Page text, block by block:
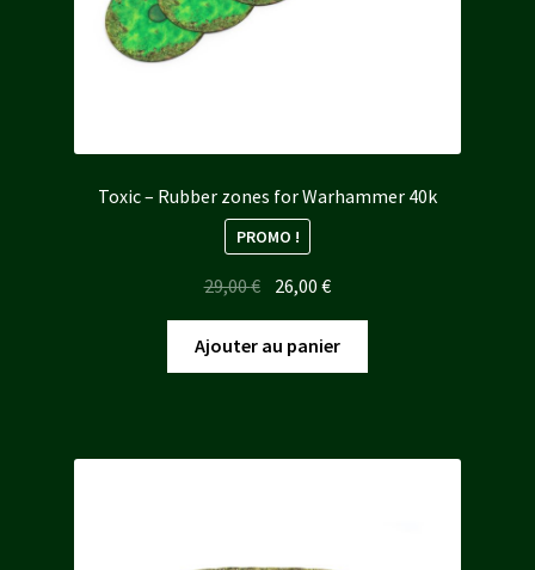
Toxic – Rubber zones for Warhammer 40k
PROMO !
29,00€ Le
initial
était :
26,00€Le
actuel
est :
Ajouter au panier